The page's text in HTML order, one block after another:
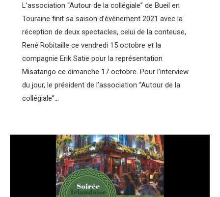
L’association “Autour de la collégiale” de Bueil en
Touraine finit sa saison d’évènement 2021 avec la
réception de deux spectacles, celui de la conteuse,
René Robitaille ce vendredi 15 octobre et la
compagnie Erik Satie pour la représentation
Misatango ce dimanche 17 octobre. Pour l’interview
du jour, le président de l’association “Autour de la
collégiale”…